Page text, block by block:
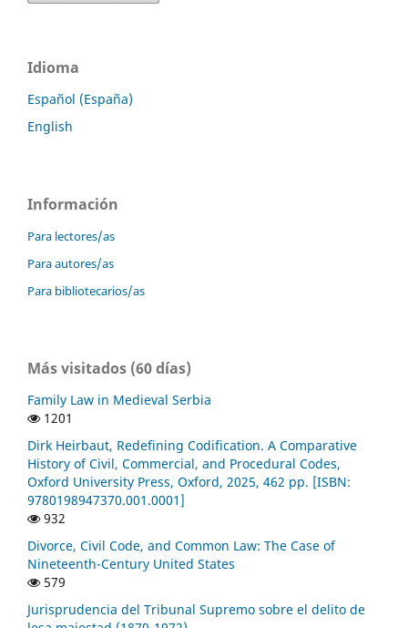
Idioma
Español (España)
English
Información
Para lectores/as
Para autores/as
Para bibliotecarios/as
Más visitados (60 días)
Family Law in Medieval Serbia
1201
Dirk Heirbaut, Redefining Codification. A Comparative
History of Civil, Commercial, and Procedural Codes,
Oxford University Press, Oxford, 2025, 462 pp. [ISBN:
9780198947370.001.0001]
932
Divorce, Civil Code, and Common Law: The Case of
Nineteenth-Century United States
579
Jurisprudencia del Tribunal Supremo sobre el delito de